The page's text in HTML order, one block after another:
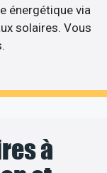
énergétique via
solaires. Vous
à